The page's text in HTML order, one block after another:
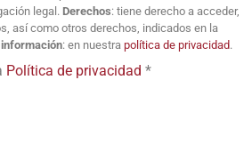
legal. Derechos: tiene derecho a acceder,
así como otros derechos, indicados en la
: en nuestra política de privacidad.
Política de privacidad *